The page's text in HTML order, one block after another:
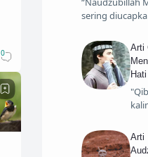
0
sering
Arti
Hati
Arti